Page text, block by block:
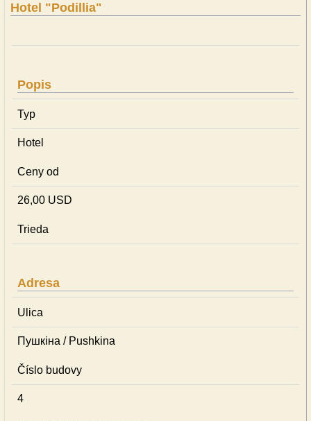
Hotel "Podillia"
Popis
Typ
Hotel
Ceny od
26,00 USD
Trieda
Adresa
Ulica
Пушкіна / Pushkina
Číslo budovy
4